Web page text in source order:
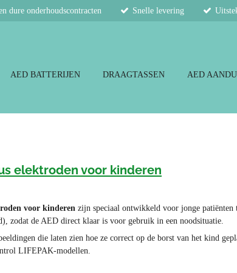
dure onderhoudscontracten Snelle levering
AED BATTERIJEN DRAAGTASSEN AED
elektroden voor kinderen
voor kinderen zijn speciaal ontwikkeld voor jonge
zodat de AED direct klaar is voor gebruik in een noodsituatie.
die laten zien hoe ze correct op de borst van het kind
LIFEPAK-modellen.